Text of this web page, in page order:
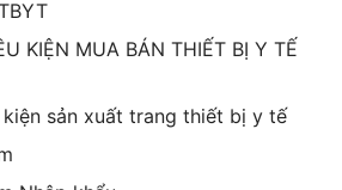
KIỆN MUA BÁN THIẾT BỊ Y TẾ
sản xuất trang thiết bị y tế